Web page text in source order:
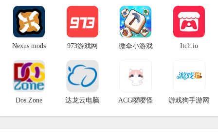
Nexus mods 973游戏网
微伞小游戏
Itch.io
Dos.Zone 达龙云电脑 ACG嘤嘤怪 游戏狗手游网